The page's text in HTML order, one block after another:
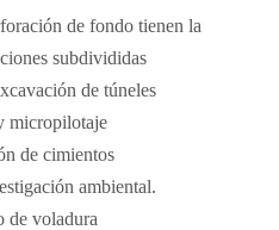
de fondo tienen la
subdivididas
de túneles
micropilotaje
de cimientos
ambiental.
de voladura